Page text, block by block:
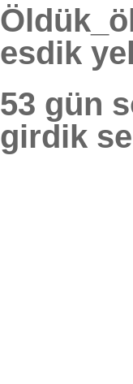
esdik
53 gün
girdik